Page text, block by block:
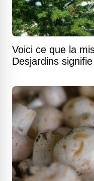
Voici ce que la
Desjardins